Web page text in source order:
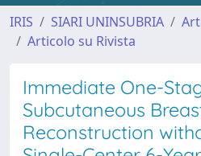
IRIS SIARI UNINSUBRIA
Articolo su Rivista
Immediate One-
Subcutaneous
Reconstruction